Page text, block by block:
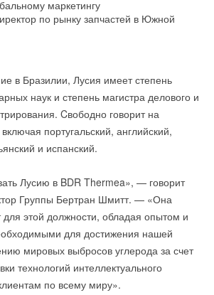
маркетингу
по рынку запчастей в Южной
в Бразилии, Лусия имеет степень
наук и степень магистра делового и
Cвободно говорит на
португальский, английский,
и испанский.
Лусию в BDR Thermea», — говорит
Группы Бертран Шмитт. — «Она
для этой должности, обладая опытом и
для достижения нашей
мировых выбросов углерода за счет
технологий интеллектуального
по всему миру».
GRUNDFOS на своих объектах и
лучшим местом отдыха на Северо-
АВГУСТА 2024
Китаю увеличить вычислительные
на 30% к 2025 году
для фабрики в Индии
АПРЕЛЯ 2024
важной вехи: автопроизводитель
электромобилей
АПРЕЛЯ 2024
опередил ВИЭ по темпам
МАРТА 2024
чтобы поместить оборудование для
поднять их на оптимальную
инверсионного слоя, где
расти), заполнить резервуары с
сухим льдом и вернуть на землю. По
сухой лед превратится снова в